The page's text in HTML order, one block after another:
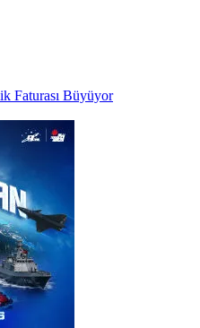
Faturası Büyüyor